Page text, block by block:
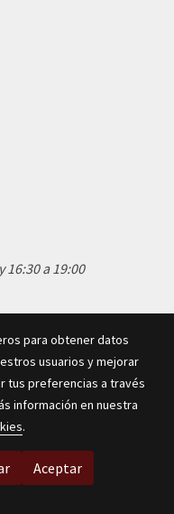
16:30 a 19:00
para obtener datos
usuarios y mejorar
tus preferencias a través
información en nuestra
.
Aceptar